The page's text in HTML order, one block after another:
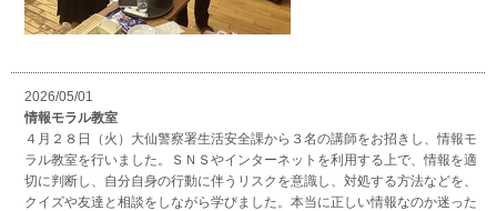
2026/05/01
情報モラル教室
４月２８日（火）大仙警察署生活安全課から３名の講師をお招きし、情報モ
ラル教室を行いました。ＳＮＳやインターネットを利用する上で、情報を適
切に判断し、自分自身の行動に伴うリスクを意識し、対処する方法などを、
クイズや友達と相談をしながら学びました。本当に正しい情報なのか迷った